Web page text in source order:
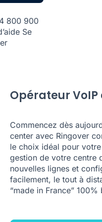
800 900
Se
Opérateur VoIP
Commencez dès
center avec Ringover
le choix idéal pour
gestion de votre centre
nouvelles lignes et
facilement, le tout à
“made in France”